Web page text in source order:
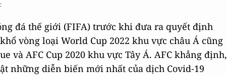
đá thế giới (FIFA) trước khi đưa ra quyết định
vòng loại World Cup 2022 khu vực châu Á cũng
và AFC Cup 2020 khu vực Tây Á. AFC khẳng định,
những diễn biến mới nhất của dịch Covid-19